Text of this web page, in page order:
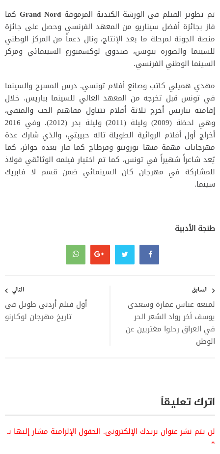
تم تطوير الفيلم في الورشة الكندية المرموقة Grand Nord كما
فاز بجائزة أفضل سيناريو من المعهد الفرنسي وحصل على جائزة
منصة الجونة لمرحلة ما بعد الإنتاج، ونال دعماً من المركز الوطني
للسينما والصورة بتونس، صندوق لوكسمبورغ السينمائي ومركز
السينما الوطني الفرنسي.
مهدي هميلي كاتب وصانع أفلام تونسي. درس المسرح والسينما
في تونس قبل تخرجه من المعهد العالي للسينما بباريس. خلال
إقامته بباريس أخرج ثلاثة أفلام تتناول مفاهيم الحب والمنفى،
وهي لحظة (2009) وليلة (2011) وليلة بدر (2012). وفي 2016
أخراج أول أفلام الروائية الطويلة تاله حبيبتي، والذي شارك عدة
مهرجانات مهمة منها تورونتو وقرطاج كما فاز بعدة جوائز، كما
يُعد شاعراً شهيراً في تونس، كما تم اختيار فيلمه الوثائقي فولاذ
للمشاركة في مهرجان كان السينمائي ضمن قسم لا فابريك
سينما.
طنجة الأدبية
المقالات
السابق
لميعه عباس عمارة وسعدي
يوسف أخر رواد الشعر الحر
في العراق رحلوا مغتربين عن
الوطن
التالي
أول فيلم أردني طويل في
تاريخ مهرجان لوكارنو
اترك تعليقاً
لن يتم نشر عنوان بريدك الإلكتروني. الحقول الإلزامية مشار إليها بـ
*